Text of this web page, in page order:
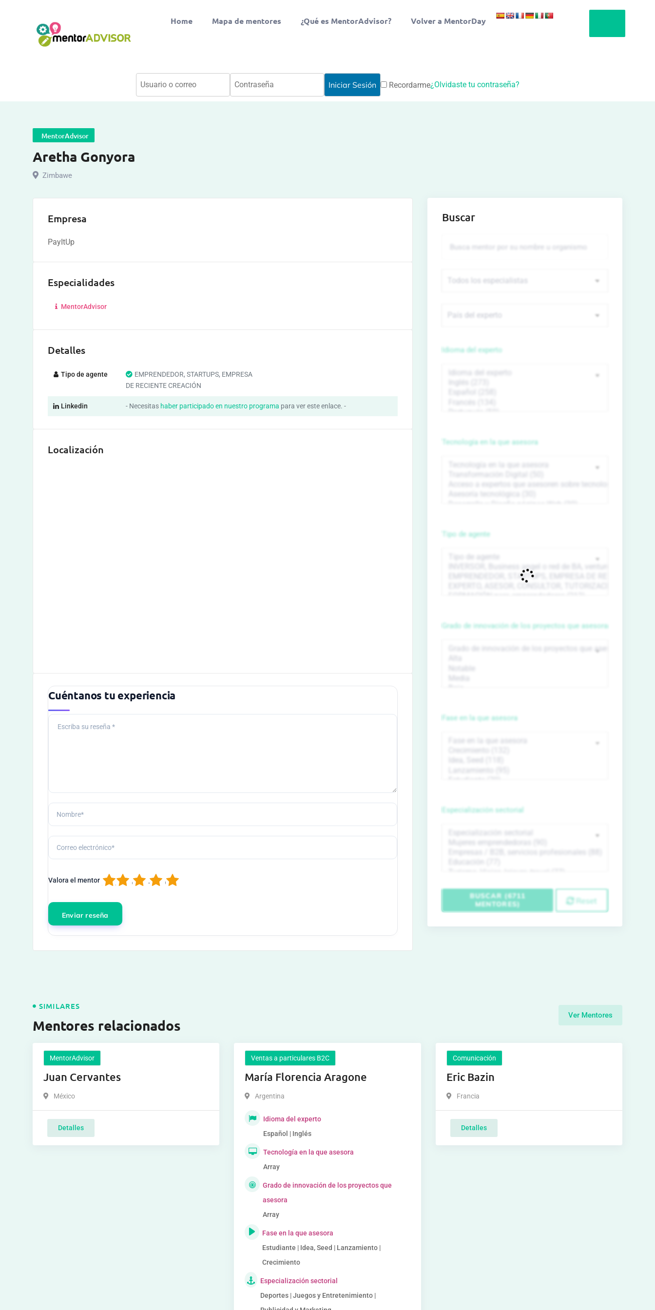
Home Mapa de mentores ¿Qué es MentorAdvisor? Volver a MentorDay
Recordarme¿Olvidaste tu contraseña?
MentorAdvisor
Aretha Gonyora
Zimbawe
Empresa
PayItUp
Especialidades
MentorAdvisor
Detalles
Tipo de agente
EMPRENDEDOR, STARTUPS, EMPRESA
DE RECIENTE CREACIÓN
Linkedin - Necesitas haber participado en nuestro programa para ver este enlace. -
Localización
Cuéntanos tu experiencia
Valora el mentor 5
4
3
2
1
Buscar
Idioma del experto
Tecnología en la que asesora
Tipo de agente
Grado de innovación de los proyectos que asesora
Fase en la que asesora
Especialización sectorial
BUSCAR (6711
MENTORES)
Reset
SIMILARES
Mentores relacionados
Ver Mentores
MentorAdvisor
Juan Cervantes
México
Detalles
Ventas a particulares B2C
María Florencia Aragone
Argentina
Idioma del experto
Español | Inglés
Tecnología en la que asesora
Array
Grado de innovación de los proyectos que
asesora
Array
Fase en la que asesora
Estudiante | Idea, Seed | Lanzamiento |
Crecimiento
Especialización sectorial
Deportes | Juegos y Entretenimiento |
Comunicación
Eric Bazin
Francia
Detalles